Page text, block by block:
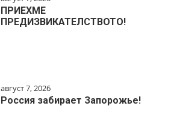
ПРИЕХМЕ
ПРЕДИЗВИКАТЕЛСТВОТО!
август 7, 2026
Россия забирает Запорожье!